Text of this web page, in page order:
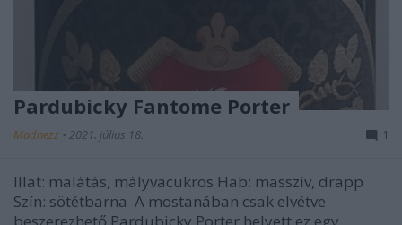
Pardubicky Fantome Porter
Madnezz • 2021. július 18. 1
Illat: malátás, mályvacukros Hab: masszív, drapp
Szín: sötétbarna A mostanában csak elvétve
beszerezhető Pardubicky Porter helyett ez egy